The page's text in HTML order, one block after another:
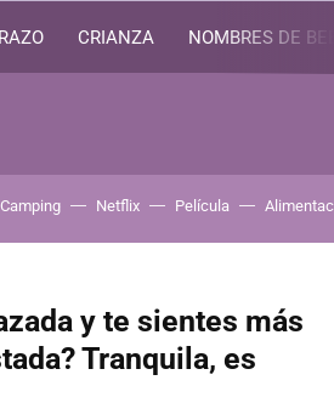
CRIANZA NOMBRES DE
Camping Netflix Película
y te sientes más
Tranquila, es